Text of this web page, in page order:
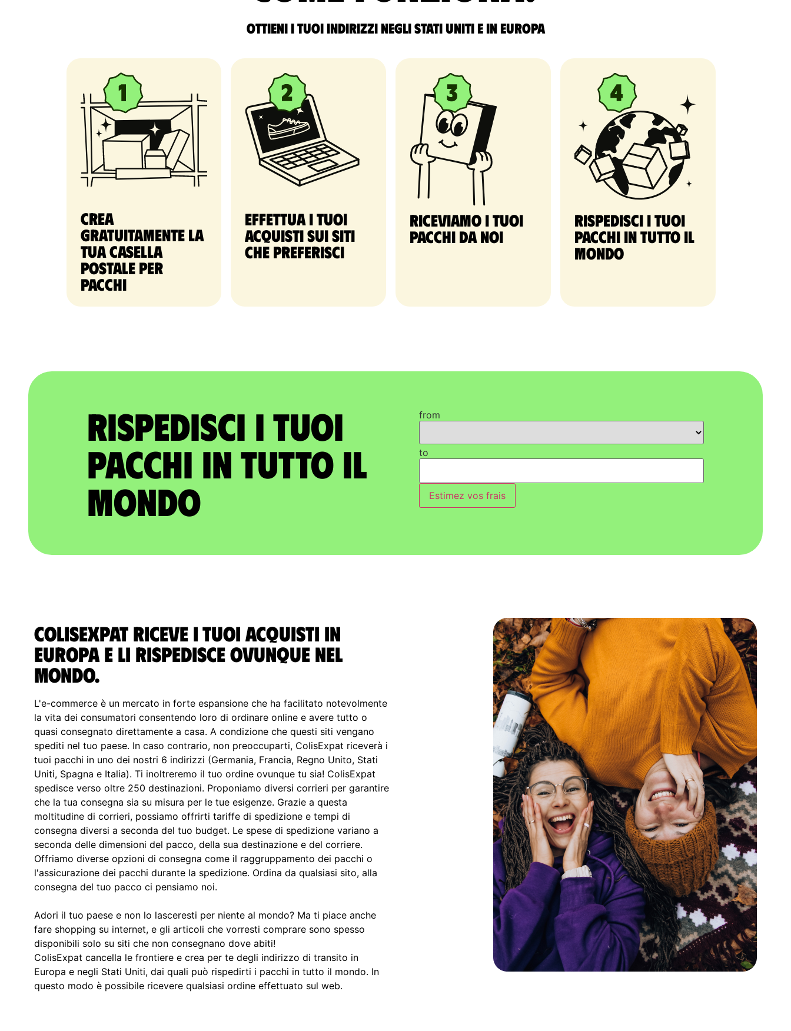
Ottieni i tuoi indirizzi negli Stati Uniti e in Europa
Crea
gratuitamente la
tua casella
postale per
pacchi
Effettua i tuoi
acquisti sui siti
che preferisci
Riceviamo i tuoi
pacchi da noi
Rispedisci i tuoi
pacchi in tutto il
mondo
Rispedisci i tuoi
pacchi in tutto il
mondo
from
to
Estimez vos frais
ColisExpat riceve i tuoi acquisti in
Europa e li rispedisce ovunque nel
Mondo.
L'e-commerce è un mercato in forte espansione che ha facilitato notevolmente
la vita dei consumatori consentendo loro di ordinare online e avere tutto o
quasi consegnato direttamente a casa. A condizione che questi siti vengano
spediti nel tuo paese. In caso contrario, non preoccuparti, ColisExpat riceverà i
tuoi pacchi in uno dei nostri 6 indirizzi (Germania, Francia, Regno Unito, Stati
Uniti, Spagna e Italia). Ti inoltreremo il tuo ordine ovunque tu sia! ColisExpat
spedisce verso oltre 250 destinazioni. Proponiamo diversi corrieri per garantire
che la tua consegna sia su misura per le tue esigenze. Grazie a questa
moltitudine di corrieri, possiamo offrirti tariffe di spedizione e tempi di
consegna diversi a seconda del tuo budget. Le spese di spedizione variano a
seconda delle dimensioni del pacco, della sua destinazione e del corriere.
Offriamo diverse opzioni di consegna come il raggruppamento dei pacchi o
l'assicurazione dei pacchi durante la spedizione. Ordina da qualsiasi sito, alla
consegna del tuo pacco ci pensiamo noi.
Adori il tuo paese e non lo lasceresti per niente al mondo? Ma ti piace anche
fare shopping su internet, e gli articoli che vorresti comprare sono spesso
disponibili solo su siti che non consegnano dove abiti!
ColisExpat cancella le frontiere e crea per te degli indirizzo di transito in
Europa e negli Stati Uniti, dai quali può rispedirti i pacchi in tutto il mondo. In
questo modo è possibile ricevere qualsiasi ordine effettuato sul web.